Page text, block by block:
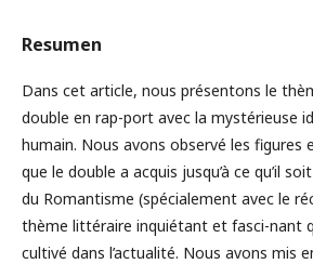
Resumen
Dans cet article, nous présentons le
double en rap-port avec la mystérieuse
humain. Nous avons observé les figures
que le double a acquis jusqu’à ce qu’il
du Romantisme (spécialement avec le
thème littéraire inquiétant et fasci-nant
cultivé dans l’actualité. Nous avons mis